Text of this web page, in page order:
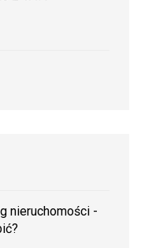
nieruchomości -